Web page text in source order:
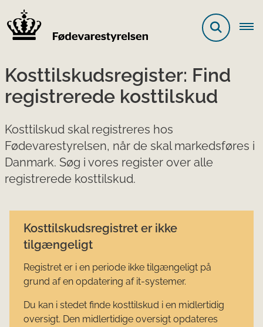
Kosttilskudsregister: Find
registrerede kosttilskud
Kosttilskud skal registreres hos
Fødevarestyrelsen, når de skal markedsføres i
Danmark. Søg i vores register over alle
registrerede kosttilskud.
Kosttilskudsregistret er ikke
tilgængeligt
Registret er i en periode ikke tilgængeligt på
grund af en opdatering af it-systemer.
Du kan i stedet finde kosttilskud i en midlertidig
oversigt. Den midlertidige oversigt opdateres